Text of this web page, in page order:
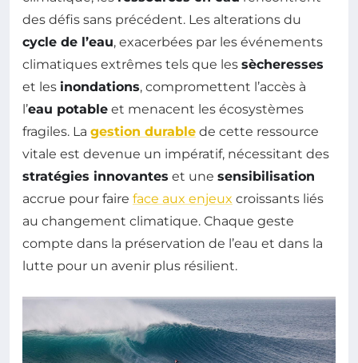
des défis sans précédent. Les alterations du
cycle de l’eau, exacerbées par les événements
climatiques extrêmes tels que les sècheresses
et les inondations, compromettent l’accès à
l’eau potable et menacent les écosystèmes
fragiles. La gestion durable de cette ressource
vitale est devenue un impératif, nécessitant des
stratégies innovantes et une sensibilisation
accrue pour faire face aux enjeux croissants liés
au changement climatique. Chaque geste
compte dans la préservation de l’eau et dans la
lutte pour un avenir plus résilient.